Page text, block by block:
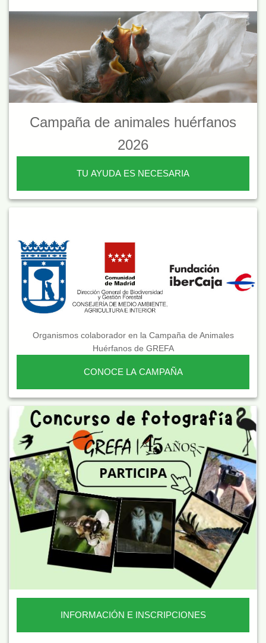
Campaña de animales huérfanos
2026
TU AYUDA ES NECESARIA
Organismos colaborador en la Campaña de Animales
Huérfanos de GREFA
CONOCE LA CAMPAÑA
INFORMACIÓN E INSCRIPCIONES